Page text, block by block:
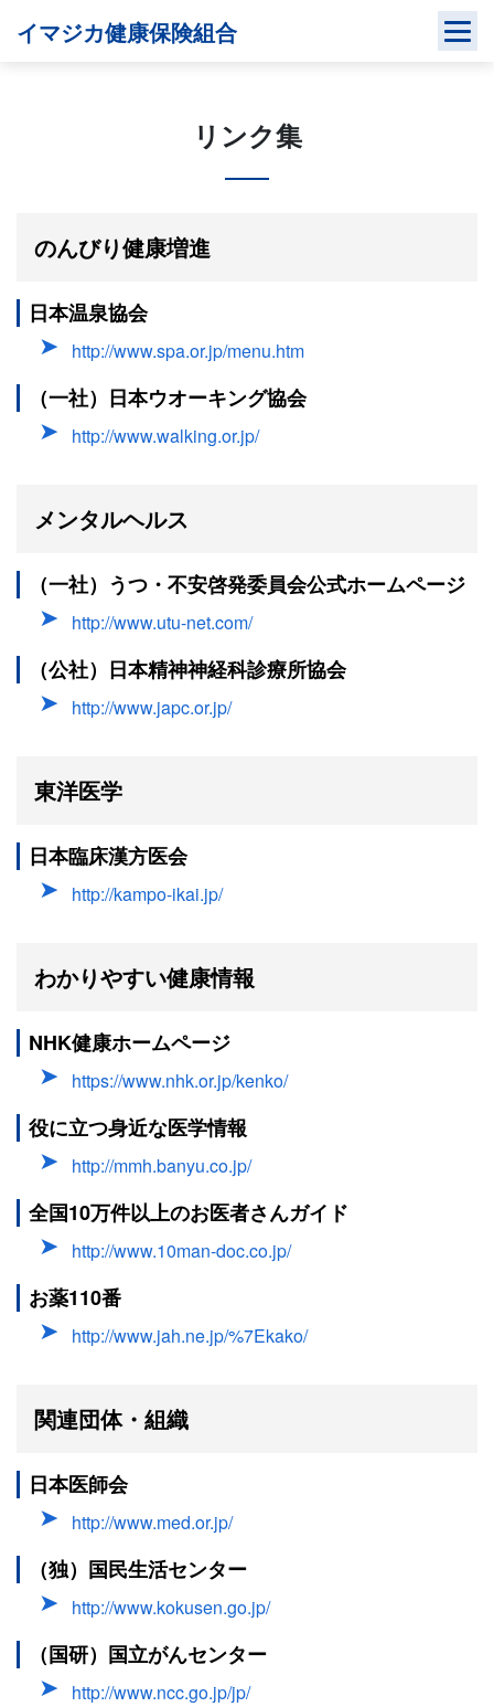
イマジカ健康保険組合
リンク集
のんびり健康増進
日本温泉協会
http://www.spa.or.jp/menu.htm
（一社）日本ウオーキング協会
http://www.walking.or.jp/
メンタルヘルス
（一社）うつ・不安啓発委員会公式ホームページ
http://www.utu-net.com/
（公社）日本精神神経科診療所協会
http://www.japc.or.jp/
東洋医学
日本臨床漢方医会
http://kampo-ikai.jp/
わかりやすい健康情報
NHK健康ホームページ
https://www.nhk.or.jp/kenko/
役に立つ身近な医学情報
http://mmh.banyu.co.jp/
全国10万件以上のお医者さんガイド
http://www.10man-doc.co.jp/
お薬110番
http://www.jah.ne.jp/%7Ekako/
関連団体・組織
日本医師会
http://www.med.or.jp/
（独）国民生活センター
http://www.kokusen.go.jp/
（国研）国立がんセンター
http://www.ncc.go.jp/jp/